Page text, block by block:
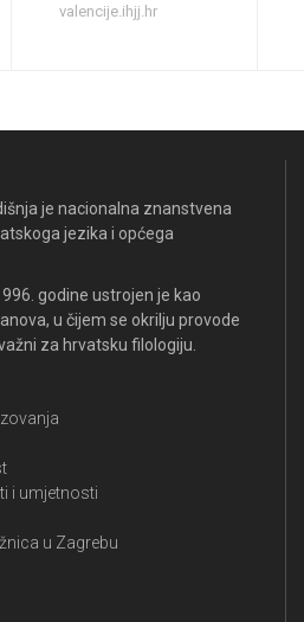
valencije.ihjj.hr
je nacionalna znanstvena
jezika i općega
godine ustrojen je kao
u čijem se okrilju provode
za hrvatsku filologiju.
i umjetnosti
u Zagrebu